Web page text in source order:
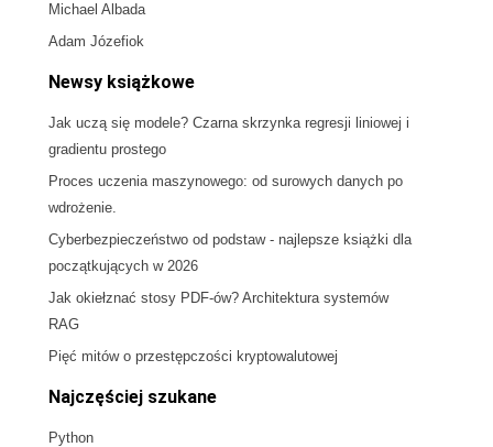
Michael Albada
Adam Józefiok
Newsy książkowe
Jak uczą się modele? Czarna skrzynka regresji liniowej i
gradientu prostego
Proces uczenia maszynowego: od surowych danych po
wdrożenie.
Cyberbezpieczeństwo od podstaw - najlepsze książki dla
początkujących w 2026
Jak okiełznać stosy PDF-ów? Architektura systemów
RAG
Pięć mitów o przestępczości kryptowalutowej
Najczęściej szukane
Python